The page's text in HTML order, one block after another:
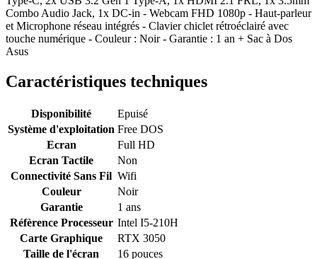
Combo Audio Jack, 1x DC-in - Webcam FHD 1080p - Haut-parleur
et Microphone réseau intégrés - Clavier chiclet rétroéclairé avec
touche numérique - Couleur : Noir - Garantie : 1 an + Sac à Dos
Asus
Caractéristiques techniques
Disponibilité
Epuisé
Système d'exploitation Free DOS
Ecran
Full HD
Ecran Tactile
Non
Connectivité Sans Fil Wifi
Couleur
Noir
Garantie
1 ans
Réfèrence Processeur Intel I5-210H
Carte Graphique
RTX 3050
Taille de l'écran
16 pouces